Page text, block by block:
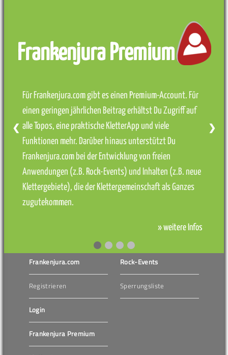
Frankenjura Premium
Für Frankenjura.com gibt es einen Premium-Account. Für
einen geringen jährlichen Beitrag erhältst Du Zugriff auf
alle Topos, eine praktische KletterApp und viele
Funktionen mehr. Darüber hinaus unterstützt Du
Frankenjura.com bei der Entwicklung von freien
Anwendungen (z.B. Rock-Events) und Inhalten (z.B. neue
Klettergebiete), die der Klettergemeinschaft als Ganzes
zugutekommen.
» weitere Infos
❮ ❯
Frankenjura.com
Registrieren
Login
Frankenjura Premium
Rock-Events
Sperrungsliste